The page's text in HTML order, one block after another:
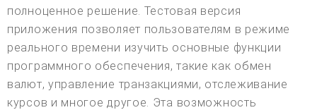
полноценное решение. Тестовая версия
приложения позволяет пользователям в режиме
реального времени изучить основные функции
программного обеспечения, такие как обмен
валют, управление транзакциями, отслеживание
курсов и многое другое. Эта возможность